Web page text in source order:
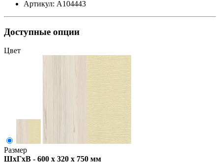
Артикул: А104443
Доступные опции
Цвет
Размер
ШxГxВ - 600 x 320 x 750 мм